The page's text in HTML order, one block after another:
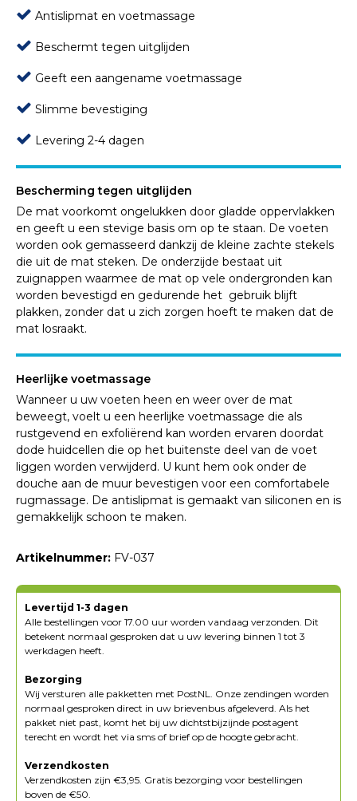
Antislipmat en voetmassage
Beschermt tegen uitglijden
Geeft een aangename voetmassage
Slimme bevestiging
Levering 2-4 dagen
Bescherming tegen uitglijden
De mat voorkomt ongelukken door gladde oppervlakken
en geeft u een stevige basis om op te staan. De voeten
worden ook gemasseerd dankzij de kleine zachte stekels
die uit de mat steken. De onderzijde bestaat uit
zuignappen waarmee de mat op vele ondergronden kan
worden bevestigd en gedurende het gebruik blijft
plakken, zonder dat u zich zorgen hoeft te maken dat de
mat losraakt.
Heerlijke voetmassage
Wanneer u uw voeten heen en weer over de mat
beweegt, voelt u een heerlijke voetmassage die als
rustgevend en exfoliërend kan worden ervaren doordat
dode huidcellen die op het buitenste deel van de voet
liggen worden verwijderd. U kunt hem ook onder de
douche aan de muur bevestigen voor een comfortabele
rugmassage. De antislipmat is gemaakt van siliconen en is
gemakkelijk schoon te maken.
Artikelnummer: FV-037
Levertijd 1-3 dagen
Alle bestellingen voor 17.00 uur worden vandaag verzonden. Dit
betekent normaal gesproken dat u uw levering binnen 1 tot 3
werkdagen heeft.
Bezorging
Wij versturen alle pakketten met PostNL. Onze zendingen worden
normaal gesproken direct in uw brievenbus afgeleverd. Als het
pakket niet past, komt het bij uw dichtstbijzijnde postagent
terecht en wordt het via sms of brief op de hoogte gebracht.
Verzendkosten
Verzendkosten zijn €3,95. Gratis bezorging voor bestellingen
boven de €50.